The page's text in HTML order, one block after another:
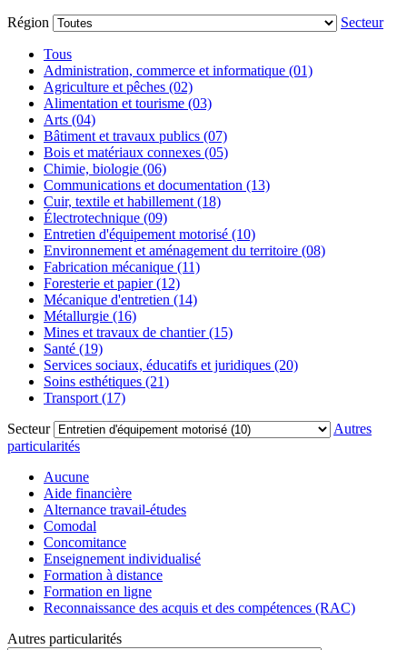
Région
Secteur
Tous
Administration, commerce et informatique (01)
Agriculture et pêches (02)
Alimentation et tourisme (03)
Arts (04)
Bâtiment et travaux publics (07)
Bois et matériaux connexes (05)
Chimie, biologie (06)
Communications et documentation (13)
Cuir, textile et habillement (18)
Électrotechnique (09)
Entretien d'équipement motorisé (10)
Environnement et aménagement du territoire (08)
Fabrication mécanique (11)
Foresterie et papier (12)
Mécanique d'entretien (14)
Métallurgie (16)
Mines et travaux de chantier (15)
Santé (19)
Services sociaux, éducatifs et juridiques (20)
Soins esthétiques (21)
Transport (17)
Secteur
Autres
particularités
Aucune
Aide financière
Alternance travail-études
Comodal
Concomitance
Enseignement individualisé
Formation à distance
Formation en ligne
Reconnaissance des acquis et des compétences (RAC)
Autres particularités